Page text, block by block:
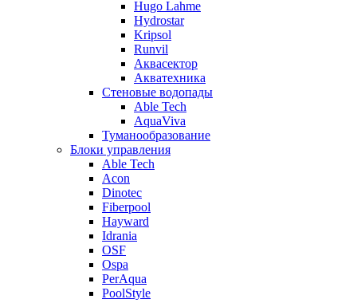
Hugo Lahme
Hydrostar
Kripsol
Runvil
Аквасектор
Акватехника
Стеновые водопады
Able Tech
AquaViva
Туманообразование
Блоки управления
Able Tech
Acon
Dinotec
Fiberpool
Hayward
Idrania
OSF
Ospa
PerAqua
PoolStyle